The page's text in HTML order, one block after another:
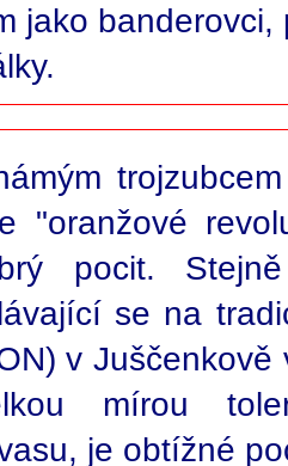
jako
"oranžové
pocit.
se na
v
mírou
je obtížné